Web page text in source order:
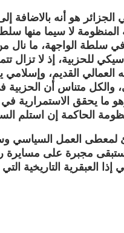
هو أنه بالاضافة
المنظومة لا سيما منها
سلطة الواجهة، ما نال
للحزبية، إذ لا تزال
العمالي القديم،
والكل متناس أن
وهو ما يحقق
العمل السياسي
مجبرة على مسايرة